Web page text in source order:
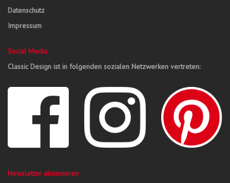
Datenschutz
Impressum
Social Media
Classic Design ist in folgenden sozialen Netzwerken vertreten:
Newsletter abonnieren